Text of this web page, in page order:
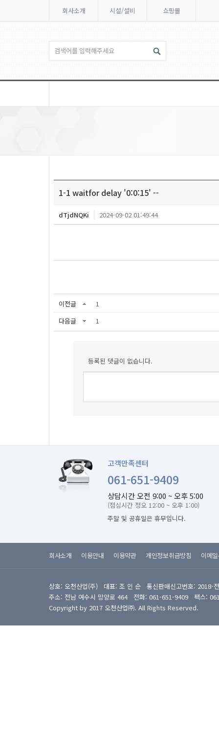
회사소개 시설/설비 쇼핑몰
1-1 waitfor delay '0:0:15' --
dTjdNQKi 2024-09-02 01:49:44
이전글
1
다음글
1
등록된 댓글이 없습니다.
고객만족센터
061-651-9409
상담시간 오전 9:00 ~ 오후 5:00
(점심시간 정오 12:00 ~ 오후 1:00)
주말 및 공휴일은 휴무입니다.
회사소개 이용안내 이용약관 개인정보취급방침 이메
상호: 오천산업(주) 대표: 조 인 순 통신판매신고번호: 2018-
주소: 전남 여수시 망양로 464 전화: 061-651-9409 팩스:
Copyright by 2017 오천산업㈜. All Rights Reserved.